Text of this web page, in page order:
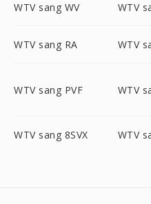
WTV sang WV WTV
WTV sang RA WTV
WTV sang PVF WTV
WTV sang 8SVX WTV